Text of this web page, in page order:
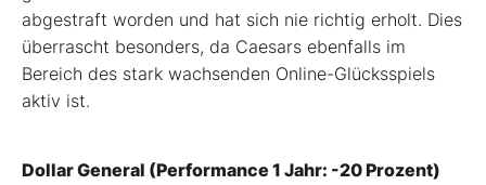
abgestraft worden und hat sich nie richtig erholt. Dies
überrascht besonders, da Caesars ebenfalls im
Bereich des stark wachsenden Online-Glücksspiels
aktiv ist.
Dollar General (Performance 1 Jahr: -20 Prozent)